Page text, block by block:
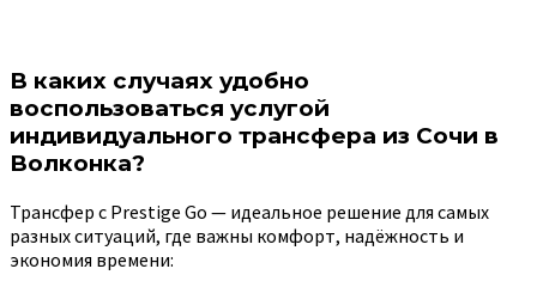
В каких случаях удобно
воспользоваться услугой
индивидуального трансфера из Сочи в
Волконка?
Трансфер с Prestige Go — идеальное решение для самых
разных ситуаций, где важны комфорт, надёжность и
экономия времени: